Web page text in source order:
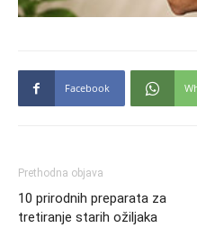
Facebook
Prethodna objava
10 prirodnih preparata za
tretiranje starih ožiljaka